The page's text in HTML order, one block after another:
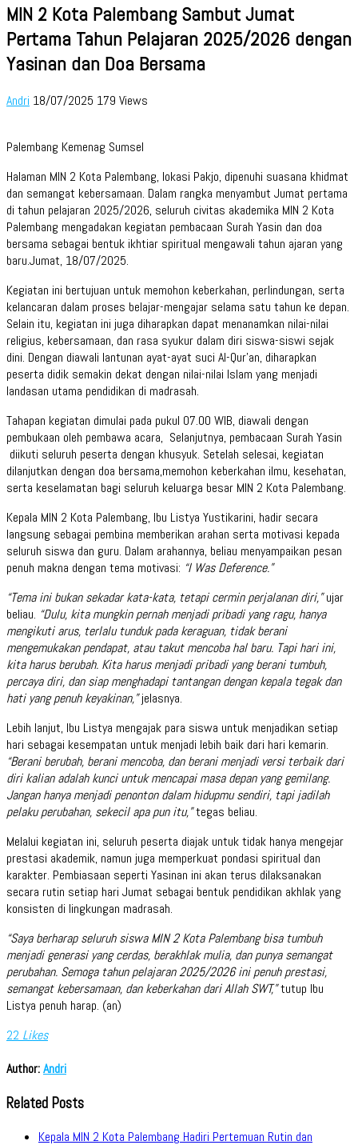
MIN 2 Kota Palembang Sambut Jumat
Pertama Tahun Pelajaran 2025/2026 dengan
Yasinan dan Doa Bersama
Andri 18/07/2025 179 Views
Palembang Kemenag Sumsel
Halaman MIN 2 Kota Palembang, lokasi Pakjo, dipenuhi suasana khidmat
dan semangat kebersamaan. Dalam rangka menyambut Jumat pertama
di tahun pelajaran 2025/2026, seluruh civitas akademika MIN 2 Kota
Palembang mengadakan kegiatan pembacaan Surah Yasin dan doa
bersama sebagai bentuk ikhtiar spiritual mengawali tahun ajaran yang
baru.Jumat, 18/07/2025.
Kegiatan ini bertujuan untuk memohon keberkahan, perlindungan, serta
kelancaran dalam proses belajar-mengajar selama satu tahun ke depan.
Selain itu, kegiatan ini juga diharapkan dapat menanamkan nilai-nilai
religius, kebersamaan, dan rasa syukur dalam diri siswa-siswi sejak
dini. Dengan diawali lantunan ayat-ayat suci Al-Qur’an, diharapkan
peserta didik semakin dekat dengan nilai-nilai Islam yang menjadi
landasan utama pendidikan di madrasah.
Tahapan kegiatan dimulai pada pukul 07.00 WIB, diawali dengan
pembukaan oleh pembawa acara, Selanjutnya, pembacaan Surah Yasin
diikuti seluruh peserta dengan khusyuk. Setelah selesai, kegiatan
dilanjutkan dengan doa bersama,memohon keberkahan ilmu, kesehatan,
serta keselamatan bagi seluruh keluarga besar MIN 2 Kota Palembang.
Kepala MIN 2 Kota Palembang, Ibu Listya Yustikarini, hadir secara
langsung sebagai pembina memberikan arahan serta motivasi kepada
seluruh siswa dan guru. Dalam arahannya, beliau menyampaikan pesan
penuh makna dengan tema motivasi: “I Was Deference.”
“Tema ini bukan sekadar kata-kata, tetapi cermin perjalanan diri,”ujar
beliau. “Dulu, kita mungkin pernah menjadi pribadi yang ragu, hanya
mengikuti arus, terlalu tunduk pada keraguan, tidak berani
mengemukakan pendapat, atau takut mencoba hal baru. Tapi hari ini,
kita harus berubah. Kita harus menjadi pribadi yang berani tumbuh,
percaya diri, dan siap menghadapi tantangan dengan kepala tegak dan
hati yang penuh keyakinan,”jelasnya.
Lebih lanjut, Ibu Listya mengajak para siswa untuk menjadikan setiap
hari sebagai kesempatan untuk menjadi lebih baik dari hari kemarin.
“Berani berubah, berani mencoba, dan berani menjadi versi terbaik dari
diri kalian adalah kunci untuk mencapai masa depan yang gemilang.
Jangan hanya menjadi penonton dalam hidupmu sendiri, tapi jadilah
pelaku perubahan, sekecil apa pun itu,”tegas beliau.
Melalui kegiatan ini, seluruh peserta diajak untuk tidak hanya mengejar
prestasi akademik, namun juga memperkuat pondasi spiritual dan
karakter. Pembiasaan seperti Yasinan ini akan terus dilaksanakan
secara rutin setiap hari Jumat sebagai bentuk pendidikan akhlak yang
konsisten di lingkungan madrasah.
“Saya berharap seluruh siswa MIN 2 Kota Palembang bisa tumbuh
menjadi generasi yang cerdas, berakhlak mulia, dan punya semangat
perubahan. Semoga tahun pelajaran 2025/2026 ini penuh prestasi,
semangat kebersamaan, dan keberkahan dari Allah SWT,”tutup Ibu
Listya penuh harap. (an)
22 Likes
Author:Andri
Related Posts
Kepala MIN 2 Kota Palembang Hadiri Pertemuan Rutin dan